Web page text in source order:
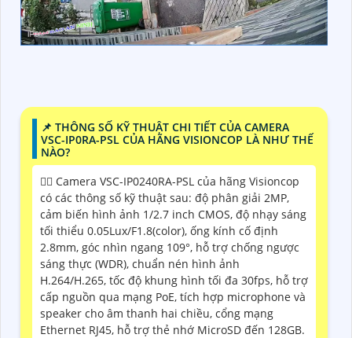
📌 THÔNG SỐ KỸ THUẬT CHI TIẾT CỦA CAMERA
VSC-IP0RA-PSL CỦA HÃNG VISIONCOP LÀ NHƯ THẾ
NÀO?
❤️‍💋‍ Camera VSC-IP0240RA-PSL của hãng Visioncop
có các thông số kỹ thuật sau: độ phân giải 2MP,
cảm biến hình ảnh 1/2.7 inch CMOS, độ nhạy sáng
tối thiểu 0.05Lux/F1.8(color), ống kính cố định
2.8mm, góc nhìn ngang 109°, hỗ trợ chống ngược
sáng thực (WDR), chuẩn nén hình ảnh
H.264/H.265, tốc độ khung hình tối đa 30fps, hỗ trợ
cấp nguồn qua mạng PoE, tích hợp microphone và
speaker cho âm thanh hai chiều, cổng mạng
Ethernet RJ45, hỗ trợ thẻ nhớ MicroSD đến 128GB.